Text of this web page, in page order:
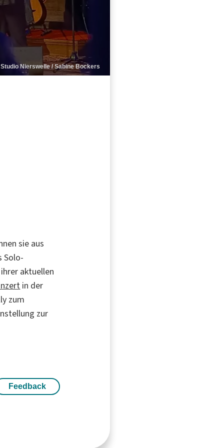
Nierswelle / Sabine Bockers
sie aus
Solo-
aktuellen
in der
zum
zur
Feedback